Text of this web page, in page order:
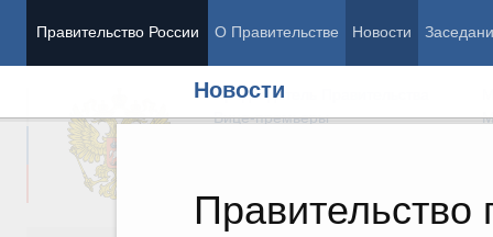
Правительство России О Правительстве Новости
Новости
Председатель Правительства
Вице-премьеры